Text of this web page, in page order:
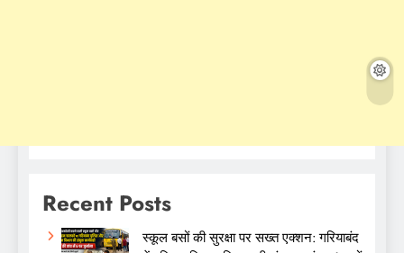
Recent Posts
स्कूल बसों की सुरक्षा पर सख्त एक्शन: गरियाबंद